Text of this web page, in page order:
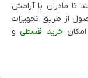
مادران با آرامش
از طریق تجهیزات
خرید قسطیو